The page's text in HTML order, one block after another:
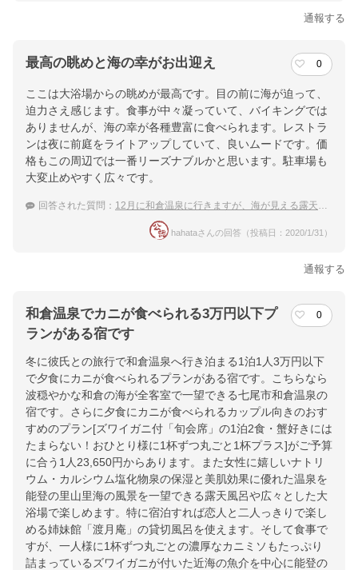
通報する
最高の眺めと海の幸がお出迎え 0
ここは大浴場からの眺めが最高です。目の前に海が迫って、
迫力さえ感じます。食事が中々凝っていて、バイキングでは
ありませんが、海の幸が各種豊富に食べられます。レストラ
ンは夜に前庭をライトアップしていて、良いムードです。価
格もこの周辺では一番リーズナブルかと思います。駐車場も
大変止めやすく広々です。
回答された質問： 12月に和倉温泉に行きますが、海が見える露天風呂がある宿があれば教えて下さい。
hahataさんの回答（投稿日：2020/1/31）
通報する
和倉温泉でカニが食べられる3万円以下プ
ランがある宿です
0
冬に彼氏との旅行で和倉温泉へ行き泊まる1泊1人3万円以下
で夕食にカニが食べられるプランがある宿です。こちらなら
波穏やかな和倉の海が全客室で一望できる七尾市和倉温泉の
宿です。さらに夕食にカニが食べられるカップル向きのおす
すめのプラン[ズワイガニ付「旬会席」の1泊2食・蟹好きには
たまらない！おひとり様に1杯ずつ丸ごと1杯プラス]がご予算
に合う1人23,650円からあります。また女性に嬉しいナトリ
ウム・カルシウム塩化物泉の保湿と美肌効果に優れた温泉を
能登の里山里海の風景を一望できる露天風呂や広々とした大
浴場で楽しめます。特に宿泊すれば恋人と二人っきりで楽し
める姉妹館「渡月庵」の貸切風呂を使えます。そして食事で
すが、一人様に1杯ずつ丸ごとの濃厚なカニミソもたっぷり
詰まっているズワイガニが付いた近海の魚介を中心に能登の